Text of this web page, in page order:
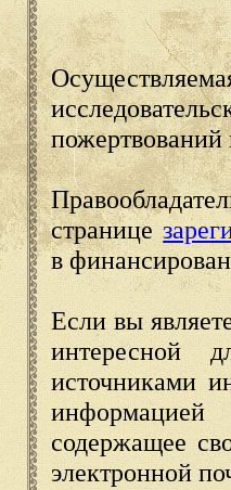
пожертвований
странице
в
Если вы
интересной
источниками
содержащее
электронной